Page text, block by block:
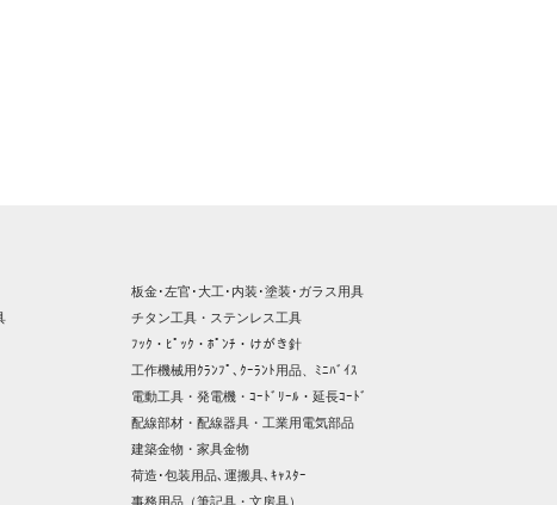
板金･左官･大工･内装･塗装･ガラス用具
チタン工具・ステンレス工具
ﾌｯｸ・ﾋﾟｯｸ・ﾎﾟﾝﾁ・けがき針
工作機械用ｸﾗﾝﾌﾟ､ｸｰﾗﾝﾄ用品、ﾐﾆﾊﾞｲｽ
電動工具・発電機・ｺｰﾄﾞﾘｰﾙ・延長ｺｰﾄﾞ
配線部材・配線器具・工業用電気部品
建築金物・家具金物
荷造･包装用品､運搬具､ｷｬｽﾀｰ
事務用品（筆記具・文房具）